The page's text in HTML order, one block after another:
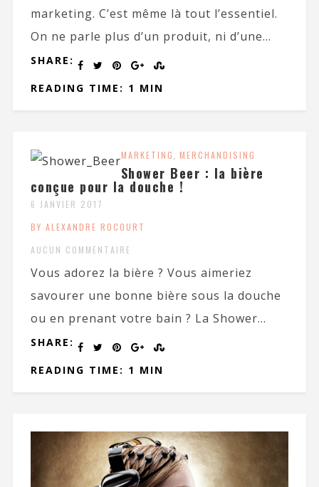
marketing. C’est même là tout l’essentiel.
On ne parle plus d’un produit, ni d’une...
SHARE:
READING TIME: 1 MIN
MARKETING, MERCHANDISING
Shower Beer : la bière
conçue pour la douche !
6 JANVIER 2017
BY ALEXANDRE ROCOURT
AUCUN COMMENTAIRE
Vous adorez la bière ? Vous aimeriez
savourer une bonne bière sous la douche
ou en prenant votre bain ? La Shower...
SHARE:
READING TIME: 1 MIN